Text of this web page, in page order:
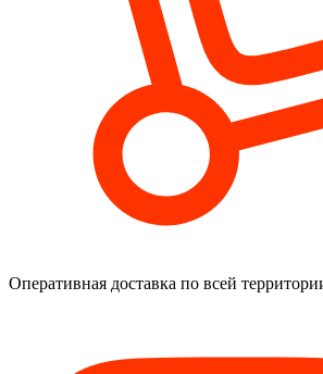
Оперативная доставка по всей